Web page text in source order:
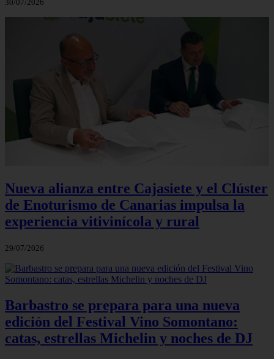
30/07/2026
Nueva alianza entre Cajasiete y el Clúster
de Enoturismo de Canarias impulsa la
experiencia vitivinícola y rural
29/07/2026
Barbastro se prepara para una nueva
edición del Festival Vino Somontano:
catas, estrellas Michelin y noches de DJ